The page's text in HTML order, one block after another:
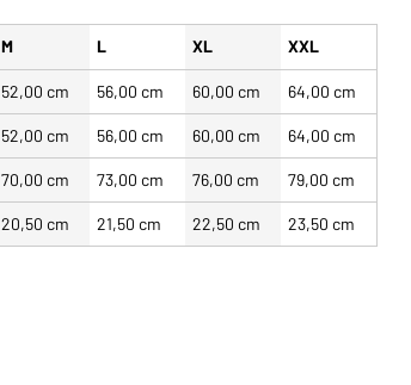
M L XL XXL
52,00 cm 56,00 cm 60,00 cm 64,00 cm
52,00 cm 56,00 cm 60,00 cm 64,00 cm
70,00 cm 73,00 cm 76,00 cm 79,00 cm
20,50 cm 21,50 cm 22,50 cm 23,50 cm